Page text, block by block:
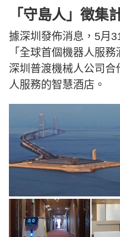
「守島人」徵集
據深圳發佈消息，5月
「全球首個機器人服
深圳普渡機械人公司
人服務的智慧酒店。